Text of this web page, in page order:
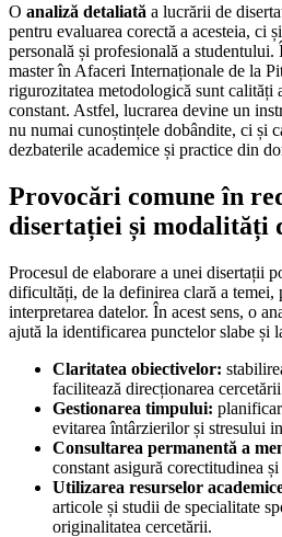
O analiză detaliată a lucrării de
pentru evaluarea corectă a acesteia, ci
personală și profesională a
master în Afaceri Internaționale de la
rigurozitatea metodologică sunt calități
constant. Astfel, lucrarea devine un
nu numai cunoștințele dobândite, ci și
dezbaterile academice și practice din
Provocări comune în
disertației și modalități
Procesul de elaborare a unei disertații
dificultăți, de la definirea clară a temei,
interpretarea datelor. În acest sens, o
ajută la identificarea punctelor slabe și
Claritatea obiectivelor:
facilitează direcționarea
Gestionarea timpului:
evitarea întârzierilor și stresului
Consultarea permanentă a
constant asigură corectitudinea
Utilizarea resurselor
articole și studii de specialitate
originalitatea cercetării.